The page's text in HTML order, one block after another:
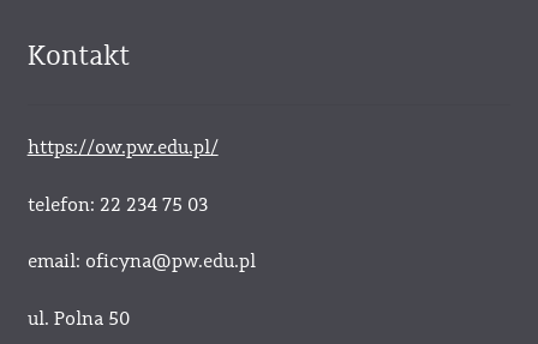
Kontakt
https://ow.pw.edu.pl/
telefon: 22 234 75 03
email: oficyna@pw.edu.pl
ul. Polna 50